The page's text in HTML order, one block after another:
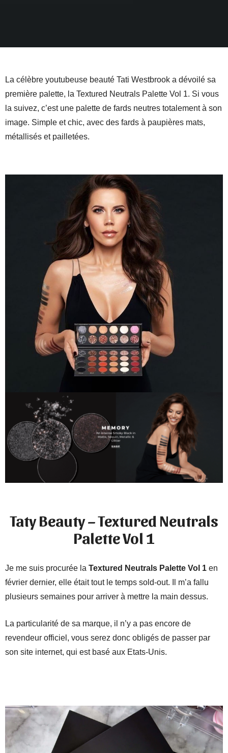
La célèbre youtubeuse beauté Tati Westbrook a dévoilé sa
première palette, la Textured Neutrals Palette Vol 1. Si vous
la suivez, c’est une palette de fards neutres totalement à son
image. Simple et chic, avec des fards à paupières mats,
métallisés et pailletées.
Taty Beauty – Textured Neutrals
Palette Vol 1
Je me suis procurée la Textured Neutrals Palette Vol 1 en
février dernier, elle était tout le temps sold-out. Il m’a fallu
plusieurs semaines pour arriver à mettre la main dessus.
La particularité de sa marque, il n’y a pas encore de
revendeur officiel, vous serez donc obligés de passer par
son site internet, qui est basé aux Etats-Unis.